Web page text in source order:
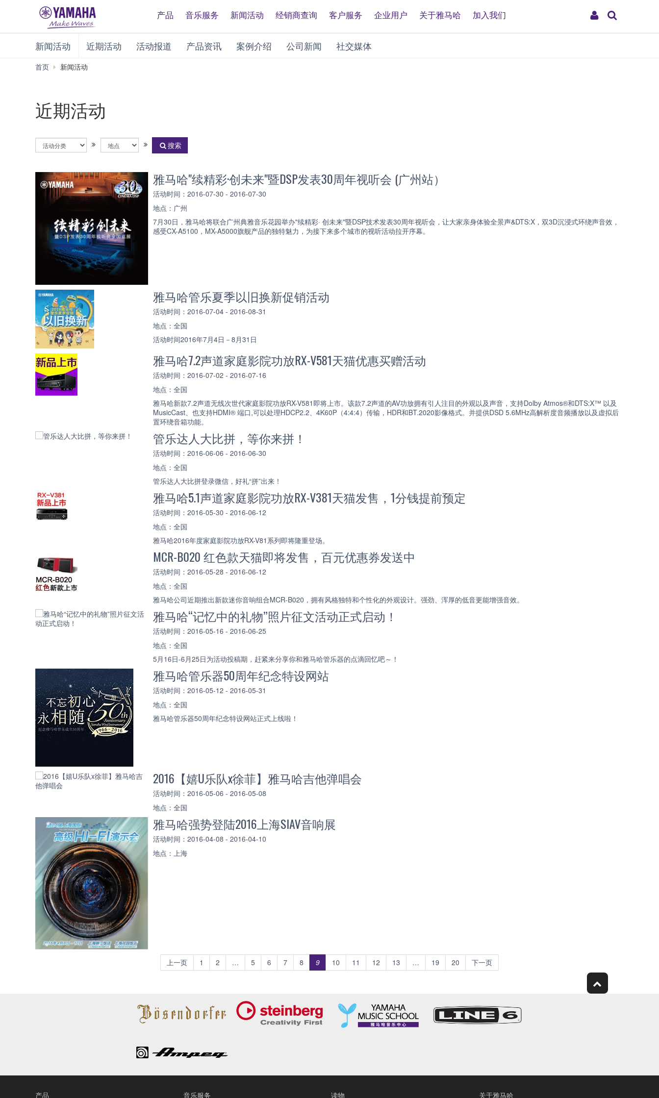
My
产品 音乐服务 新闻活动 经销商查询 客户服务 企业用户 关于雅马哈 加入我们
新闻活动 近期活动 活动报道 产品资讯 案例介绍 公司新闻 社交媒体
首页 新闻活动
近期活动
动
类
点
搜索
雅马哈"续精彩·创未来"暨DSP发表30周年视听会 (广州站）
活动时间：2016-07-30 - 2016-07-30
地点：广州
7月30日，雅马哈将联合广州典雅音乐花园举办"续精彩· 创未来"暨DSP技术发表30周年视听会，让大家亲身体验全景声&DTS:X，双3D沉浸式环绕声音效，
感受CX-A5100，MX-A5000旗舰产品的独特魅力，为接下来多个城市的视听活动拉开序幕。
雅马哈管乐夏季以旧换新促销活动
活动时间：2016-07-04 - 2016-08-31
地点：全国
活动时间2016年7月4日－8月31日
雅马哈7.2声道家庭影院功放RX-V581天猫优惠买赠活动
活动时间：2016-07-02 - 2016-07-16
地点：全国
雅马哈新款7.2声道无线次世代家庭影院功放RX-V581即将上市。该款7.2声道的AV功放拥有引人注目的外观以及声音，支持Dolby Atmos®和DTS:X™ 以及
MusicCast、也支持HDMI® 端口,可以处理HDCP2.2、4K60P（4:4:4）传输，HDR和BT.2020影像格式。并提供DSD 5.6MHz高解析度音频播放以及虚拟后
置环绕音箱功能。
管乐达人大比拼，等你来拼！
活动时间：2016-06-06 - 2016-06-30
地点：全国
管乐达人大比拼登录微信，好礼“拼”出来！
雅马哈5.1声道家庭影院功放RX-V381天猫发售，1分钱提前预定
活动时间：2016-05-30 - 2016-06-12
地点：全国
雅马哈2016年度家庭影院功放RX-V81系列即将隆重登场。
MCR-B020 红色款天猫即将发售，百元优惠券发送中
活动时间：2016-05-28 - 2016-06-12
地点：全国
雅马哈公司近期推出新款迷你音响组合MCR-B020，拥有风格独特和个性化的外观设计。强劲、浑厚的低音更能增强音效。
雅马哈“记忆中的礼物”照片征文活动正式启动！
活动时间：2016-05-16 - 2016-06-25
地点：全国
5月16日-6月25日为活动投稿期，赶紧来分享你和雅马哈管乐器的点滴回忆吧～！
雅马哈管乐器50周年纪念特设网站
活动时间：2016-05-12 - 2016-05-31
地点：全国
雅马哈管乐器50周年纪念特设网站正式上线啦！
2016【嬉U乐队x徐菲】雅马哈吉他弹唱会
活动时间：2016-05-06 - 2016-05-08
地点：全国
雅马哈强势登陆2016上海SIAV音响展
活动时间：2016-04-08 - 2016-04-10
地点：上海
上一页 1 2 … 5 6 7 8 9 10 11 12 13 … 19 20 下一页
产品 音乐服务 读物 关于雅马哈